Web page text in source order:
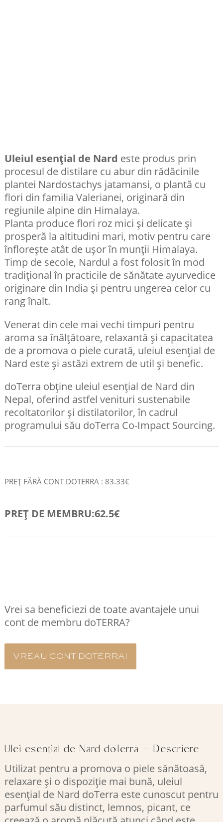
Uleiul esențial de Nard este produs prin
procesul de distilare cu abur din rădăcinile
plantei Nardostachys jatamansi, o plantă cu
flori din familia Valerianei, originară din
regiunile alpine din Himalaya.
Planta produce flori roz mici și delicate și
prosperă la altitudini mari, motiv pentru care
înflorește atât de ușor în munții Himalaya.
Timp de secole, Nardul a fost folosit în mod
tradițional în practicile de sănătate ayurvedice
originare din India și pentru ungerea celor cu
rang înalt.
Venerat din cele mai vechi timpuri pentru
aroma sa înălțătoare, relaxantă și capacitatea
de a promova o piele curată, uleiul esențial de
Nard este și astăzi extrem de util și benefic.
doTerra obține uleiul esențial de Nard din
Nepal, oferind astfel venituri sustenabile
recoltatorilor și distilatorilor, în cadrul
programului său doTerra Co-Impact Sourcing.
PREȚ FĂRĂ CONT DOTERRA : 83.33€
PREȚ DE MEMBRU:62.5€
Vrei sa beneficiezi de toate avantajele unui
cont de membru doTERRA?
VREAU CONT DOTERRA!
Ulei esențial de Nard doTerra – Descriere
Utilizat pentru a promova o piele sănătoasă,
relaxare și o dispoziție mai bună, uleiul
esențial de Nard doTerra este cunoscut pentru
parfumul său distinct, lemnos, picant, ce